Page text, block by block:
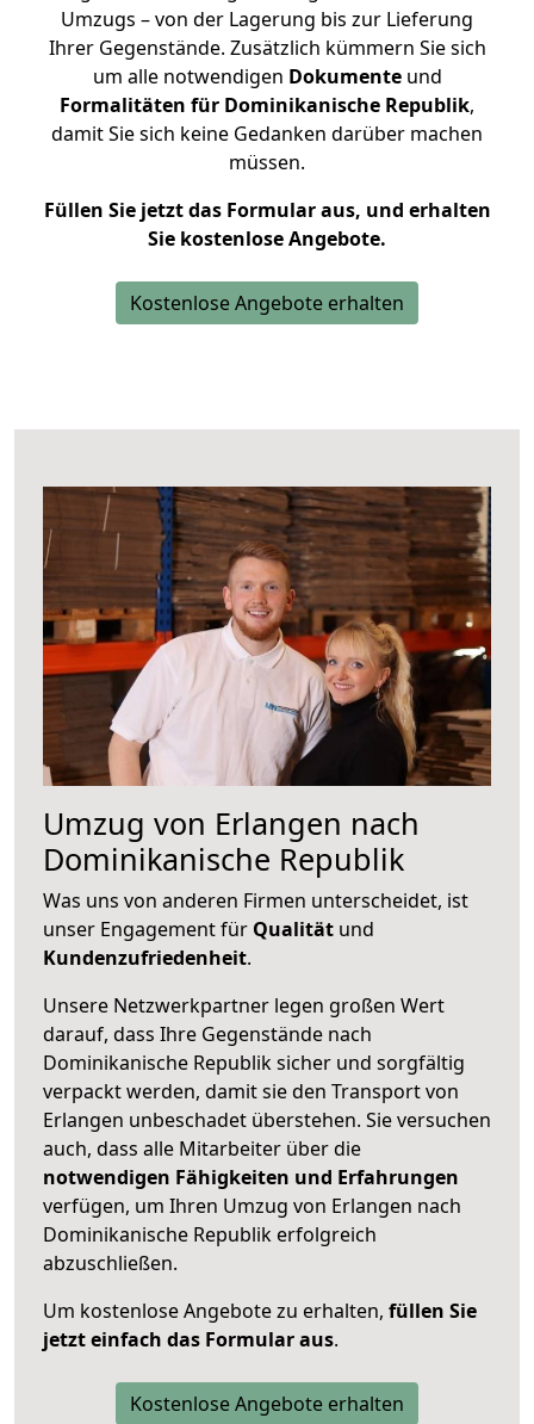
Umzugs – von der Lagerung bis zur Lieferung
Ihrer Gegenstände. Zusätzlich kümmern Sie sich
um alle notwendigen Dokumenteund
Formalitäten für Dominikanische Republik,
damit Sie sich keine Gedanken darüber machen
müssen.
Füllen Sie jetzt das Formular aus, und erhalten
Sie kostenlose Angebote.
Kostenlose Angebote erhalten
Umzug von Erlangen nach
Dominikanische Republik
Was uns von anderen Firmen unterscheidet, ist
unser Engagement für Qualität und
Kundenzufriedenheit.
Unsere Netzwerkpartner legen großen Wert
darauf, dass Ihre Gegenstände nach
Dominikanische Republik sicher und sorgfältig
verpackt werden, damit sie den Transport von
Erlangen unbeschadet überstehen. Sie versuchen
auch, dass alle Mitarbeiter über die
notwendigen Fähigkeiten und Erfahrungen
verfügen, um Ihren Umzug von Erlangen nach
Dominikanische Republik erfolgreich
abzuschließen.
Um kostenlose Angebote zu erhalten, füllen Sie
jetzt einfach das Formular aus.
Kostenlose Angebote erhalten